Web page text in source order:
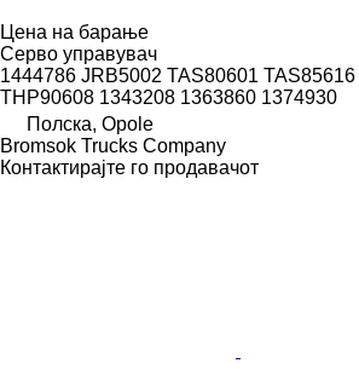
Цена на барање
Серво управувач
1444786 JRB5002 TAS80601
THP90608 1343208 1363860 1374930
Полска, Opole
Bromsok Trucks Company
Контактирајте го продавачот